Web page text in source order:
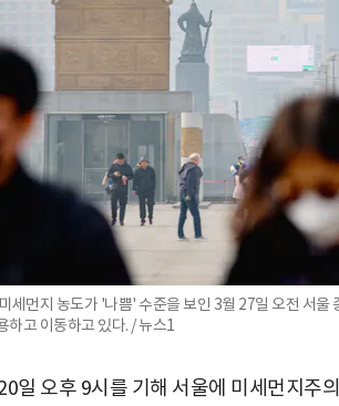
세먼지 농도가 '나쁨' 수준을 보인 3월 27일 오전 서울
하고 이동하고 있다. / 뉴스1
일 오후 9시를 기해 서울에 미세먼지주